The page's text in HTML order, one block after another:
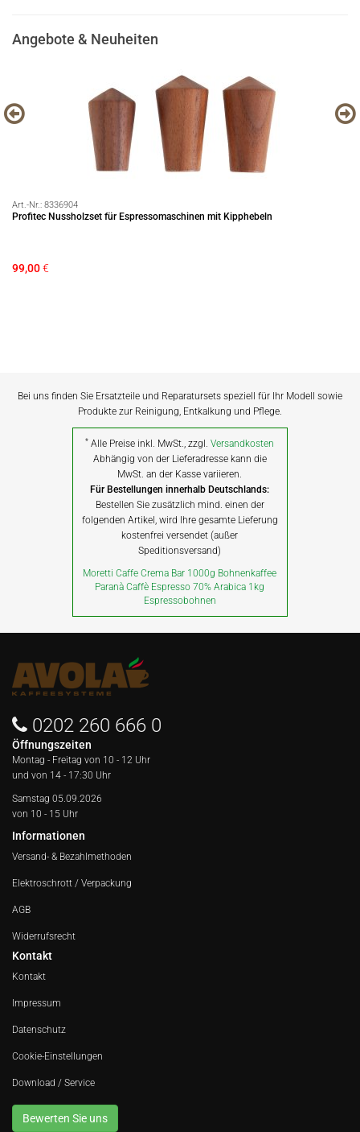
Angebote & Neuheiten
Art.-Nr.: 8336904
Profitec Nussholzset für Espressomaschinen mit Kipphebeln
99,00€
Bei uns finden Sie Ersatzteile und Reparatursets speziell für Ihr Modell sowie
Produkte zur Reinigung, Entkalkung und Pflege.
* Alle Preise inkl. MwSt., zzgl.Versandkosten
Abhängig von der Lieferadresse kann die
MwSt. an der Kasse variieren.
Für Bestellungen innerhalb Deutschlands:
Bestellen Sie zusätzlich mind. einen der
folgenden Artikel, wird Ihre gesamte Lieferung
kostenfrei versendet (außer
Speditionsversand)
Moretti Caffe Crema Bar 1000g Bohnenkaffee
Paranà Caffè Espresso 70% Arabica 1kg
Espressobohnen
0202 260 666 0
Öffnungszeiten
Montag - Freitag von 10 - 12 Uhr
und von 14 - 17:30 Uhr
Samstag 05.09.2026
von 10 - 15 Uhr
Informationen
Versand- & Bezahlmethoden
Elektroschrott / Verpackung
AGB
Widerrufsrecht
Kontakt
Kontakt
Impressum
Datenschutz
Cookie-Einstellungen
Download / Service
Bewerten Sie uns